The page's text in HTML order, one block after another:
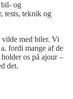
bil- og
tests, teknik og
vilde med biler. Vi
fordi mange af de
os på ajour –
det.